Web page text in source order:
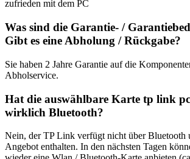
zufrieden mit dem PC
Was sind die Garantie- /
Gibt es eine Abholung / Rückgabe?
Sie haben 2 Jahre Garantie auf die
Abholservice.
Hat die auswählbare Karte tp link
wirklich Bluetooth?
Nein, der TP Link verfügt nicht über Bluetooth
Angebot enthalten. In den nächsten Tagen